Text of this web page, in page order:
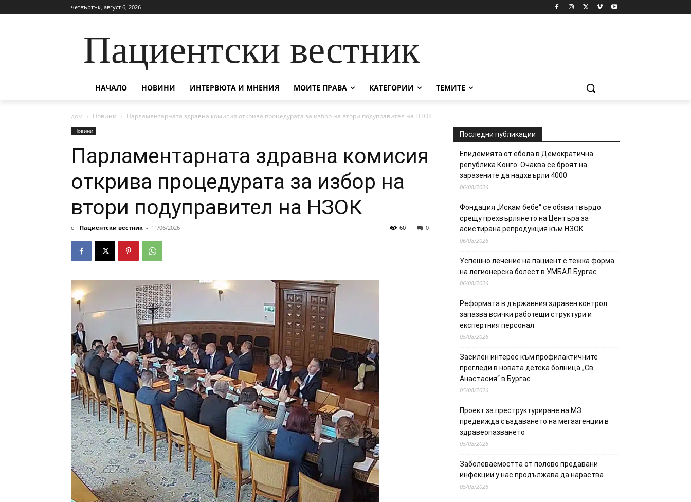
четвъртък, август 6, 2026
Пациентски вестник
НАЧАЛО НОВИНИ ИНТЕРВЮТА И МНЕНИЯ МОИТЕ ПРАВА КАТЕГОРИИ ТЕМИТЕ
дом Новини Парламентарната здравна комисия открива процедурата за избор на втори подуправител на НЗОК
Новини
Парламентарната здравна комисия
открива процедурата за избор на
втори подуправител на НЗОК
от Пациентски вестник - 11/06/2026 0
60
Последни публикации
Епидемията от ебола в Демократична
република Конго: Очаква се броят на
заразените да надхвърли 4000
06/08/2026
Фондация „Искам бебе“ се обяви твърдо
срещу прехвърлянето на Центъра за
асистирана репродукция към НЗОК
06/08/2026
Успешно лечение на пациент с тежка форма
на легионерска болест в УМБАЛ Бургас
06/08/2026
Реформата в държавния здравен контрол
запазва всички работещи структури и
експертния персонал
05/08/2026
Засилен интерес към профилактичните
прегледи в новата детска болница „Св.
Анастасия“ в Бургас
05/08/2026
Проект за преструктуриране на МЗ
предвижда създаването на мегаагенции в
здравеопазването
05/08/2026
Заболеваемостта от полово предавани
инфекции у нас продължава да нараства
05/08/2026